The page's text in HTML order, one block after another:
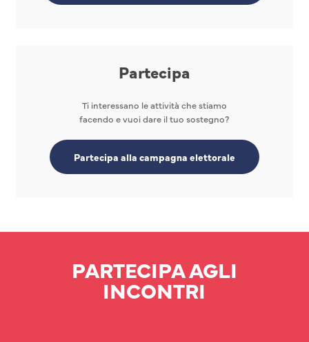
Partecipa
Ti interessano le attività che stiamo
facendo e vuoi dare il tuo sostegno?
Partecipa alla campagna elettorale
PARTECIPA AGLI
INCONTRI